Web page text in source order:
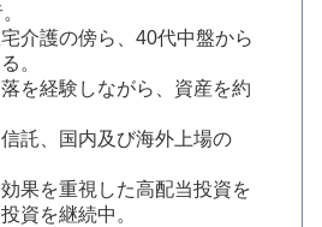
介護の傍ら、40代中盤から
。
を経験しながら、資産を約
託、国内及び海外上場の
果を重視した高配当投資を
資を継続中。